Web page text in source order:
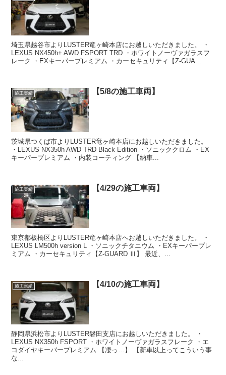
埼玉県越谷市よりLUSTER竜ヶ崎本店にお越しいただきました。 ・
LEXUS NX450h+ AWD FSPORT TRD ・ホワイトノーヴァガラスフ
レーク ・EXキーパープレミアム ・カーセキュリティ【Z-GUA...
施工実績 【5/8の施工車両】
茨城県つくば市よりLUSTER竜ヶ崎本店にお越しいただきました。
・LEXUS NX350h AWD TRD Black Edition ・ソニッククロム ・EX
キーパープレミアム ・内装コーティング 【納車...
施工実績 【4/29の施工車両】
東京都板橋区よりLUSTER竜ヶ崎本店へお越しいただきました。 ・
LEXUS LM500h version L ・ソニックチタニウム ・EXキーパープレ
ミアム ・カーセキュリティ【Z-GUARD Ⅲ】 最近、...
施工実績 【4/10の施工車両】
静岡県浜松市よりLUSTER磐田支店にお越しいただきました。 ・
LEXUS NX350h FSPORT ・ホワイトノーヴァガラスフレーク ・エ
コダイヤキーパープレミアム 【凄っ…】 【新車以上ってこういう事
な...